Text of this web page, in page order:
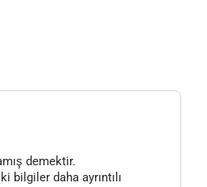
demektir.
bilgiler daha ayrıntılı